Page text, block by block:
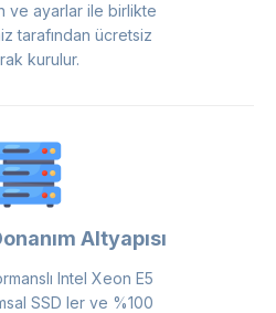
ve ayarlar ile birlikte
tarafından ücretsiz
kurulur.
Altyapısı
Intel Xeon E5
SSD ler ve %100